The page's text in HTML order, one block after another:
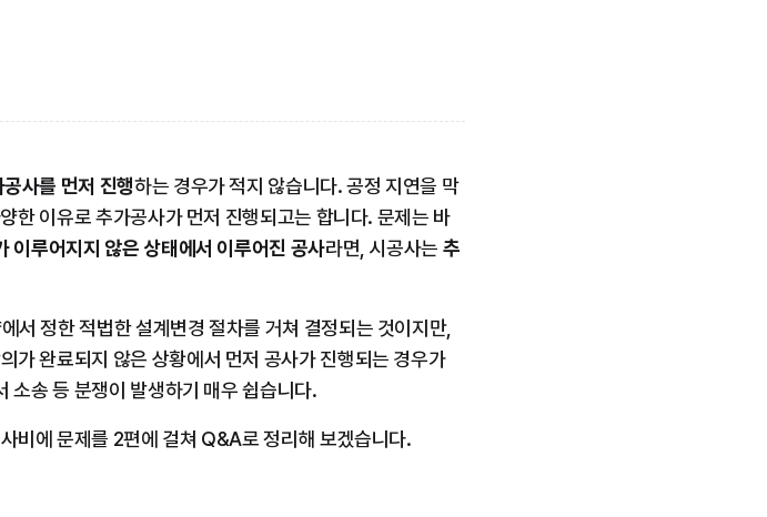
사를 먼저 진행하는 경우가 적지 않습니다. 공정 지연을 막
한 이유로 추가공사가 먼저 진행되고는 합니다. 문제는 바
이루어지지 않은 상태에서 이루어진 공사라면, 시공사는 추
서 정한 적법한 설계변경 절차를 거쳐 결정되는 것이지만,
가 완료되지 않은 상황에서 먼저 공사가 진행되는 경우가
소송 등 분쟁이 발생하기 매우 쉽습니다.
비에 문제를 2편에 걸쳐 Q&A로 정리해 보겠습니다.